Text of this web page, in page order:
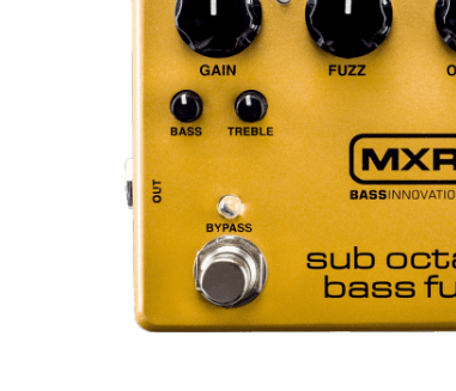
Aquilina Exclusivité
Ashdown
Bacchus
Cort
Danelectro
Duvoisin
Fender
American Pro II
American Pro Classic
Nouveau
American Ultra II
American Vintage II
Artist Series
Höfner
Ibanez
Serie
Serie SR
Serie
Serie
miKro
Kala
Lakland
Marcus